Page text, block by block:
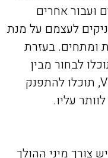
ועבור אחרים
לעצמם על מנת
ומתחים. בעזרת
לבחור מבין
הדוגמניות שלנו בספא ישראל VIP, תוכלו להתפנק
עליו.
צורך מיני ההולך